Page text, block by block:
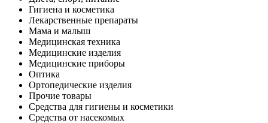
Гигиена и косметика
Лекарственные препараты
Мама и малыш
Медицинская техника
Медицинские изделия
Медицинские приборы
Оптика
Ортопедические изделия
Прочие товары
Средства для гигиены и косметики
Средства от насекомых